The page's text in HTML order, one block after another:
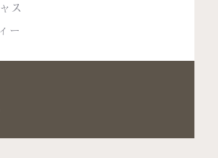
ス
ー